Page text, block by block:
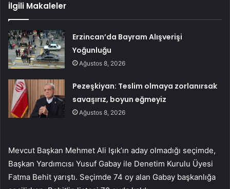
İlgili Makaleler
Erzincan’da Bayram Alışverişi
Yoğunluğu
Ağustos 8, 2026
Pezeşkiyan: Teslim olmaya zorlanırsak
savaşırız, boyun eğmeyiz
Ağustos 8, 2026
Mevcut Başkan Mehmet Ali Işık’ın aday olmadığı seçimde,
Başkan Yardımcısı Yusuf Gabay ile Denetim Kurulu Üyesi
Fatma Behit yarıştı. Seçimde 74 oy alan Gabay başkanlığa